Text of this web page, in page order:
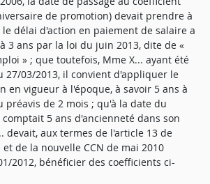
de promotion) devait prendre à
délai d'action en paiement de salaire a
3 ans par la loi du juin 2013, dite de «
» ; que toutefois, Mme X... ayant été
27/03/2013, il convient d'appliquer le
en vigueur à l'époque, à savoir 5 ans à
préavis de 2 mois ; qu'à la date du
comptait 5 ans d'ancienneté dans son
devait, aux termes de l'article 13 de
de la nouvelle CCN de mai 2010
2012, bénéficier des coefficients ci-